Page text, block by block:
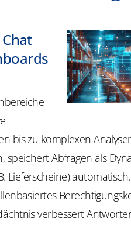
bis zu komplexen
speichert Abfragen als
Lieferscheine)
verbessert